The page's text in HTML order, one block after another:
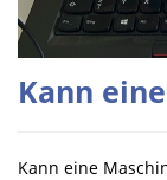
Kann
Kann eine